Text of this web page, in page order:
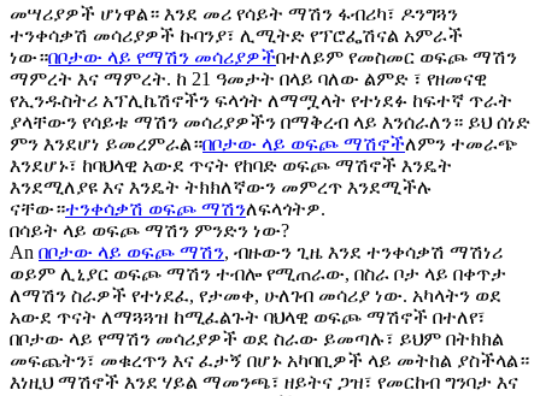
መሣሪያዎች ሆነዋል። እንደ መሪ የሳይት ማሽን ፋብሪካ፣ ዶንግጓን
ተንቀሳቃሽ መሳሪያዎች ኩባንያ፣ ሊሚትድ የፕሮፌሽናል አምራች
ነው።በቦታው ላይ የማሽን መሳሪያዎችበተለይም የመስመር ወፍጮ ማሽን
ማምረት እና ማምረት. ከ 21 ዓመታት በላይ ባለው ልምድ ፣ የዘመናዊ
የኢንዱስትሪ አፕሊኬሽኖችን ፍላጎት ለማሟላት የተነደፉ ከፍተኛ ጥራት
ያላቸውን የሳይቱ ማሽን መሳሪያዎችን በማቅረብ ላይ እንሰራለን። ይህ ሰነድ
ምን እንደሆነ ይመረምራል።በቦታው ላይ ወፍጮ ማሽኖችለምን ተመራጭ
እንደሆኑ፣ ከባህላዊ አውደ ጥናት የከባድ ወፍጮ ማሽኖች እንዴት
እንደሚለያዩ እና እንዴት ትክክለኛውን መምረጥ እንደሚችሉ
ናቸው።ተንቀሳቃሽ ወፍጮ ማሽንለፍላጎትዎ.
በሳይት ላይ ወፍጮ ማሽን ምንድን ነው?
An በቦታው ላይ ወፍጮ ማሽን, ብዙውን ጊዜ እንደ ተንቀሳቃሽ ማሽነሪ
ወይም ሊኒያር ወፍጮ ማሽን ተብሎ የሚጠራው, በስራ ቦታ ላይ በቀጥታ
ለማሽን ስራዎች የተነደፈ, የታመቀ, ሁለገብ መሳሪያ ነው. አካላትን ወደ
አውደ ጥናት ለማጓጓዝ ከሚፈልጉት ባህላዊ ወፍጮ ማሽኖች በተለየ፣
በቦታው ላይ የማሽን መሳሪያዎች ወደ ስራው ይመጣሉ፣ ይህም በትክክል
መፍጨትን፣ መቁረጥን እና ፈታኝ በሆኑ አካባቢዎች ላይ መትከል ያስችላል።
እነዚህ ማሽኖች እንደ ሃይል ማመንጫ፣ ዘይትና ጋዝ፣ የመርከብ ግንባታ እና